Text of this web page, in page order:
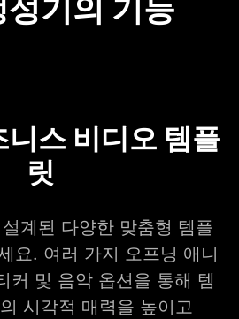
성기의 기능
니스 비디오 템플
릿
계된 다양한 맞춤형 템플
요. 여러 가지 오프닝 애니
커 및 음악 옵션을 통해 템
시각적 매력을 높이고